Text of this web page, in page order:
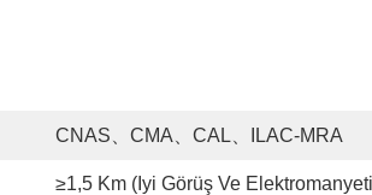
CNAS、CMA、CAL、ILAC-MRA
≥1,5 Km (iyi Görüş Ve